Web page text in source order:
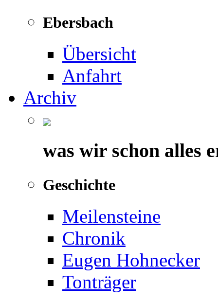
Ebersbach
Übersicht
Anfahrt
Archiv
was wir schon alles
Geschichte
Meilensteine
Chronik
Eugen Hohnecker
Tonträger